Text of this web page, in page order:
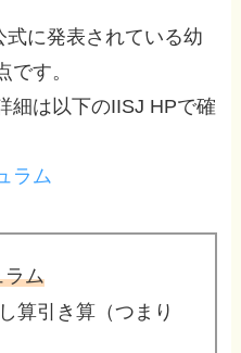
に発表されている幼
です。
は以下のIISJ HPで確
ラム
ラム
算引き算（つまり